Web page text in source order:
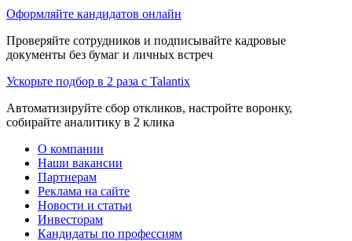
Оформляйте кандидатов онлайн
Проверяйте сотрудников и подписывайте кадровые
документы без бумаг и личных встреч
Ускорьте подбор в 2 раза с Talantix
Автоматизируйте сбор откликов, настройте воронку,
собирайте аналитику в 2 клика
О компании
Наши вакансии
Партнерам
Реклама на сайте
Новости и статьи
Инвесторам
Кандидаты по профессиям